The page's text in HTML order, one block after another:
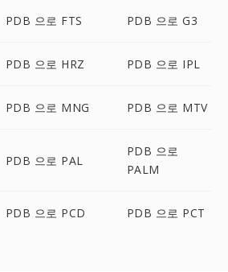
PDB 으로 FTS PDB 으로 G3
PDB 으로 HRZ PDB 으로 IPL
PDB 으로 MNG PDB 으로 MTV
PDB 으로 PAL
PDB 으로
PALM
PDB 으로 PCD PDB 으로 PCT